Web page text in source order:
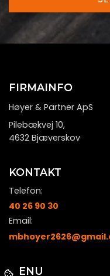
FIRMAINFO
Høyer & Partner ApS
Pilebækvej 10,
4632 Bjæverskov
KONTAKT
Telefon:
40 26 90 30
Email:
MENU